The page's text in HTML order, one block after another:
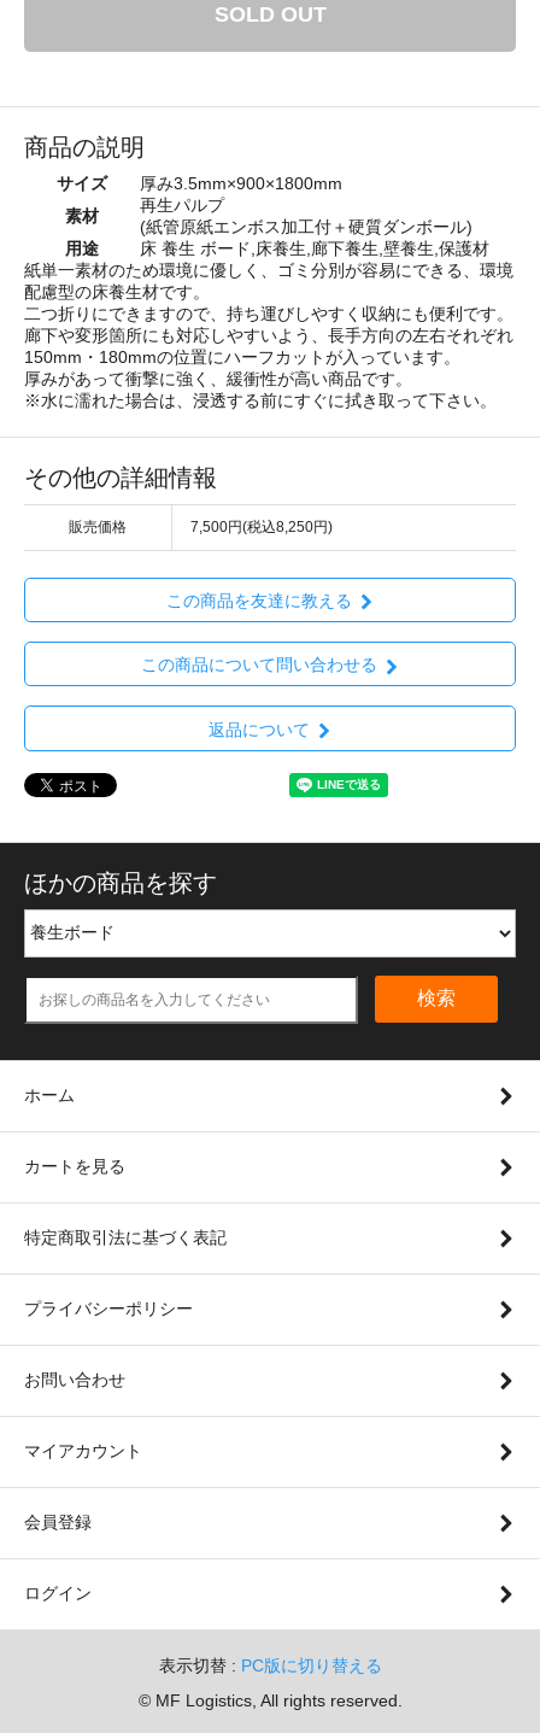
SOLD OUT
商品の説明
サイズ
厚み3.5mm×900×1800mm
素材
再生パルプ
(紙管原紙エンボス加工付＋硬質ダンボール)
用途
床 養生 ボード,床養生,廊下養生,壁養生,保護材
紙単一素材のため環境に優しく、ゴミ分別が容易にできる、環境
配慮型の床養生材です。
二つ折りにできますので、持ち運びしやすく収納にも便利です。
廊下や変形箇所にも対応しやすいよう、長手方向の左右それぞれ
150mm・180mmの位置にハーフカットが入っています。
厚みがあって衝撃に強く、緩衝性が高い商品です。
※水に濡れた場合は、浸透する前にすぐに拭き取って下さい。
その他の詳細情報
販売価格 7,500円(税込8,250円)
この商品を友達に教える
この商品について問い合わせる
返品について
ほかの商品を探す
検索
ホーム
カートを見る
特定商取引法に基づく表記
プライバシーポリシー
お問い合わせ
マイアカウント
会員登録
ログイン
表示切替 : PC版に切り替える
© MF Logistics, All rights reserved.